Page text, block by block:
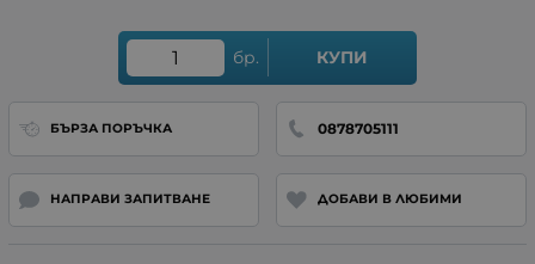
бр. КУПИ
БЪРЗА ПОРЪЧКА 0878705111
НАПРАВИ ЗАПИТВАНЕ ДОБАВИ В ЛЮБИМИ